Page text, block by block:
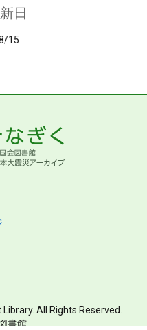
日
15
All Rights Reserved.